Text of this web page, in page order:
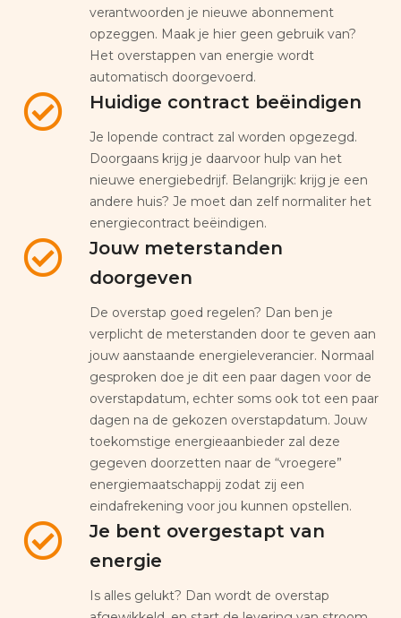
verantwoorden je nieuwe abonnement
opzeggen. Maak je hier geen gebruik van?
Het overstappen van energie wordt
automatisch doorgevoerd.
Huidige contract beëindigen
Je lopende contract zal worden opgezegd.
Doorgaans krijg je daarvoor hulp van het
nieuwe energiebedrijf. Belangrijk: krijg je een
andere huis? Je moet dan zelf normaliter het
energiecontract beëindigen.
Jouw meterstanden
doorgeven
De overstap goed regelen? Dan ben je
verplicht de meterstanden door te geven aan
jouw aanstaande energieleverancier. Normaal
gesproken doe je dit een paar dagen voor de
overstapdatum, echter soms ook tot een paar
dagen na de gekozen overstapdatum. Jouw
toekomstige energieaanbieder zal deze
gegeven doorzetten naar de “vroegere”
energiemaatschappij zodat zij een
eindafrekening voor jou kunnen opstellen.
Je bent overgestapt van
energie
Is alles gelukt? Dan wordt de overstap